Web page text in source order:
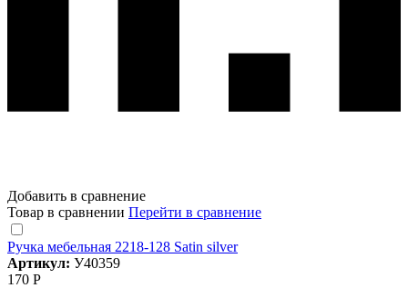
Добавить в сравнение
Товар в сравнении Перейти в сравнение
Ручка мебельная 2218-128 Satin silver
Артикул: У40359
170 Р